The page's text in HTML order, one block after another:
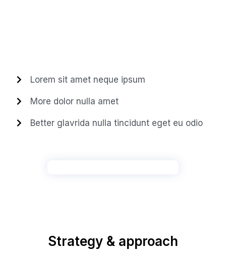
Lorem sit amet neque ipsum
More dolor nulla amet
Better glavrida nulla tincidunt eget eu odio
Strategy & approach